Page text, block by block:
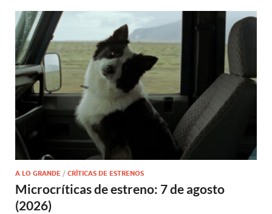
A LO GRANDE / CRÍTICAS DE ESTRENOS
Microcríticas de estreno: 7 de agosto
(2026)